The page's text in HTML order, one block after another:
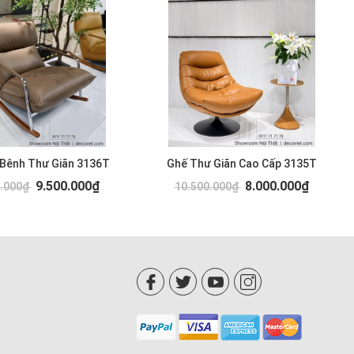
Thư Giãn 3136T
9.500.000₫
Ghế Thư Giãn Cao Cấp 3135T
10.500.000₫ 8.000.000₫